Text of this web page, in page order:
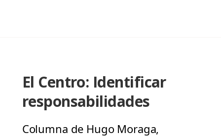
El Centro: Identificar
responsabilidades
Columna de Hugo Moraga,